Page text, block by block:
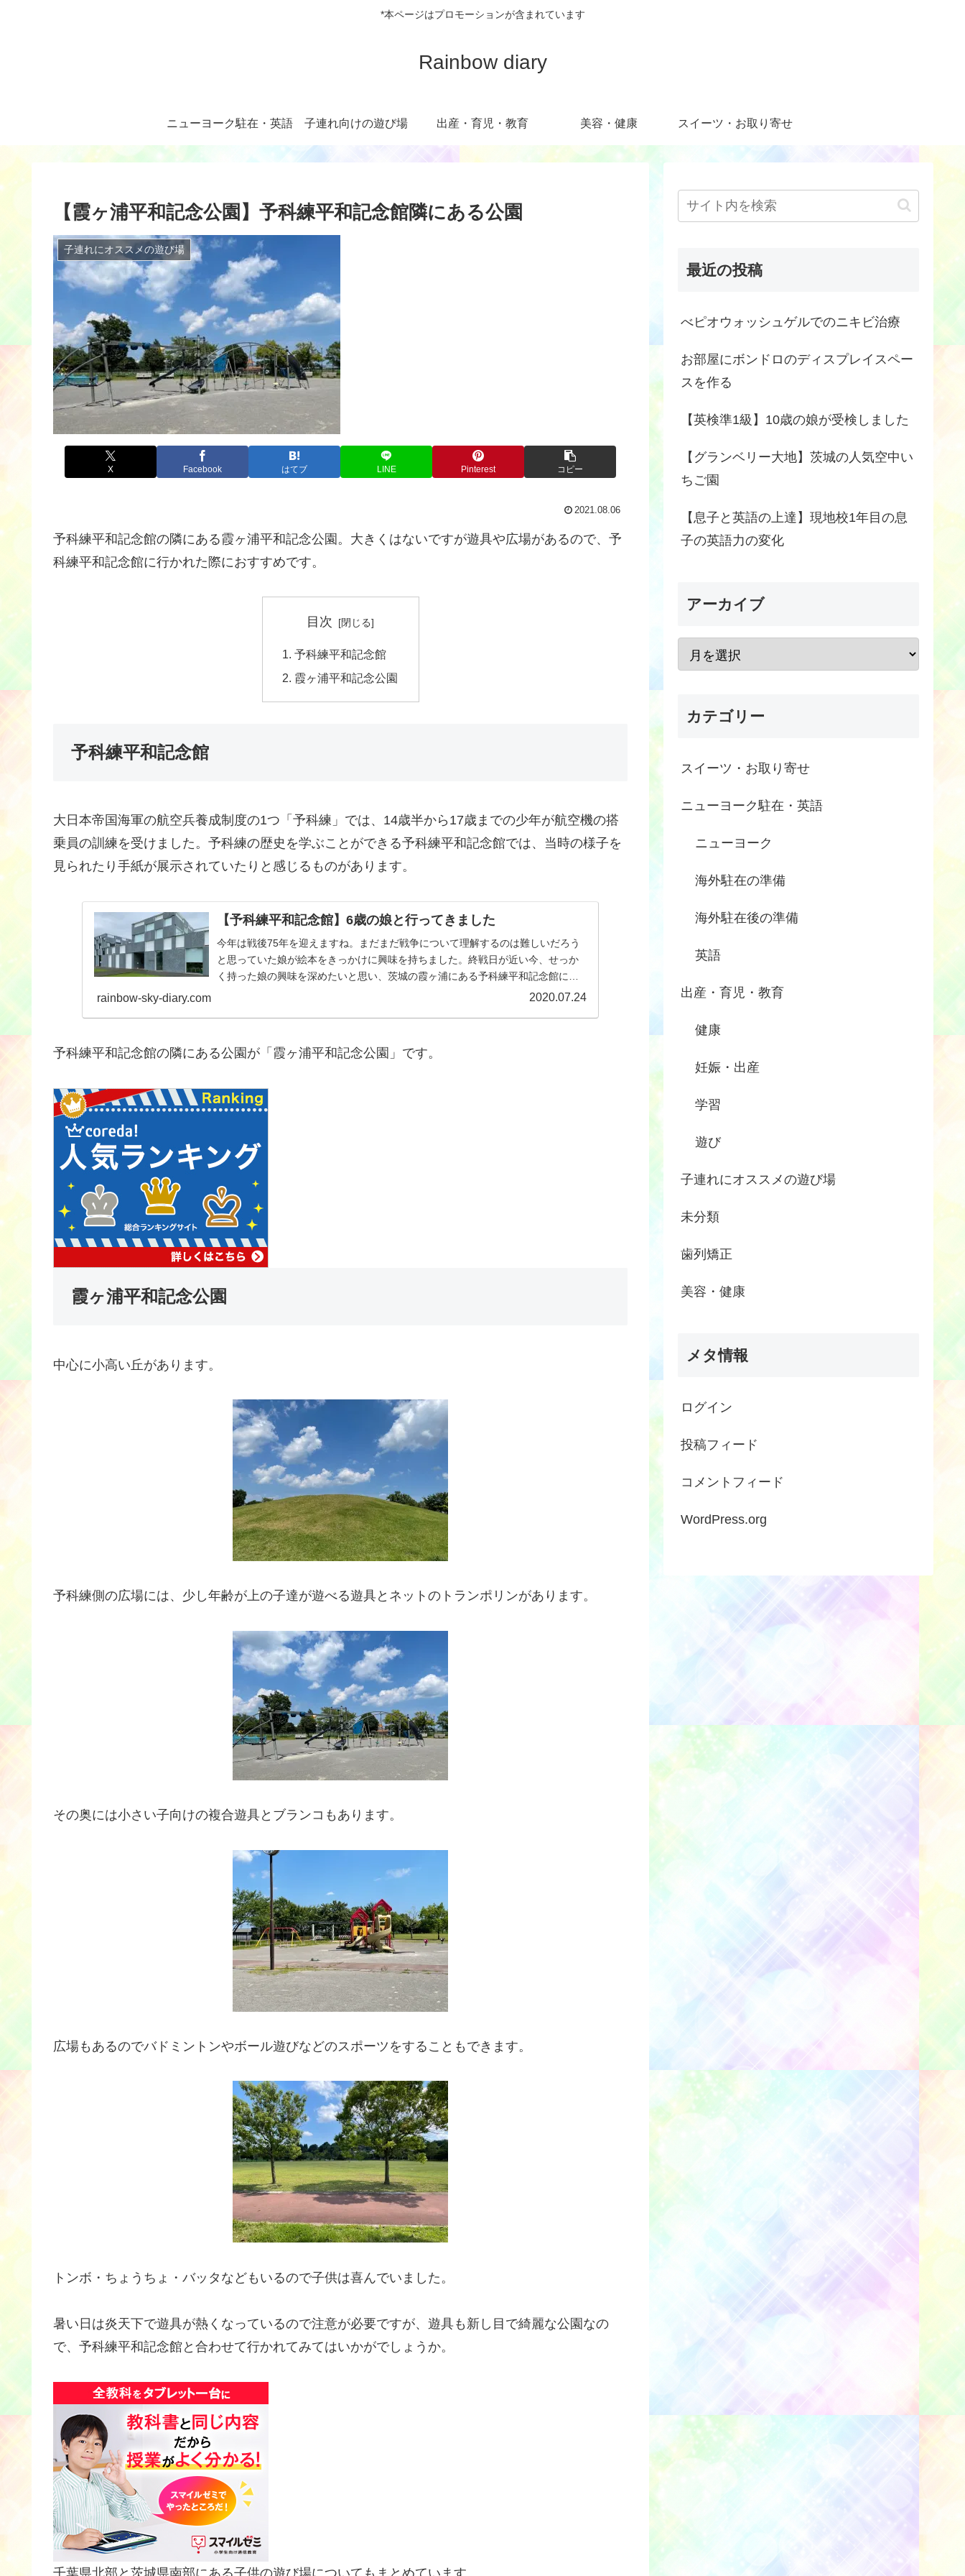
*本ページはプロモーションが含まれています
Rainbow diary
ニューヨーク駐在・英語 子連れ向けの遊び場 出産・育児・教育 美容・健康 スイーツ・お取り寄せ
【霞ヶ浦平和記念公園】予科練平和記念館隣にある公園
子連れにオススメの遊び場
X Facebook はてブ LINE Pinterest コピー
2021.08.06
予科練平和記念館の隣にある霞ヶ浦平和記念公園。大きくはないですが遊具や広場があるので、予
科練平和記念館に行かれた際におすすめです。
目次
予科練平和記念館
霞ヶ浦平和記念公園
予科練平和記念館
大日本帝国海軍の航空兵養成制度の1つ「予科練」では、14歳半から17歳までの少年が航空機の搭
乗員の訓練を受けました。予科練の歴史を学ぶことができる予科練平和記念館では、当時の様子を
見られたり手紙が展示されていたりと感じるものがあります。
【予科練平和記念館】6歳の娘と行ってきました
今年は戦後75年を迎えますね。まだまだ戦争について理解するのは難しいだろう
と思っていた娘が絵本をきっかけに興味を持ちました。終戦日が近い今、せっか
く持った娘の興味を深めたいと思い、茨城の霞ヶ浦にある予科練平和記念館に行
ってきました。6歳でどの程度理解できるかについても併せてご紹介したいと思い
rainbow-sky-diary.com 2020.07.24
予科練平和記念館の隣にある公園が「霞ヶ浦平和記念公園」です。
霞ヶ浦平和記念公園
中心に小高い丘があります。
予科練側の広場には、少し年齢が上の子達が遊べる遊具とネットのトランポリンがあります。
その奥には小さい子向けの複合遊具とブランコもあります。
広場もあるのでバドミントンやボール遊びなどのスポーツをすることもできます。
トンボ・ちょうちょ・バッタなどもいるので子供は喜んでいました。
暑い日は炎天下で遊具が熱くなっているので注意が必要ですが、遊具も新し目で綺麗な公園なの
で、予科練平和記念館と合わせて行かれてみてはいかがでしょうか。
千葉県北部と茨城県南部にある子供の遊び場についてもまとめています。
最近の投稿
べピオウォッシュゲルでのニキビ治療
お部屋にボンドロのディスプレイスペー
スを作る
【英検準1級】10歳の娘が受検しました
【グランベリー大地】茨城の人気空中い
ちご園
【息子と英語の上達】現地校1年目の息
子の英語力の変化
アーカイブ
カテゴリー
スイーツ・お取り寄せ
ニューヨーク駐在・英語
ニューヨーク
海外駐在の準備
海外駐在後の準備
英語
出産・育児・教育
健康
妊娠・出産
学習
遊び
子連れにオススメの遊び場
未分類
歯列矯正
美容・健康
メタ情報
ログイン
投稿フィード
コメントフィード
WordPress.org